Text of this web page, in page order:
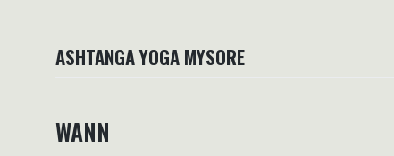
ASHTANGA YOGA MYSORE
WANN